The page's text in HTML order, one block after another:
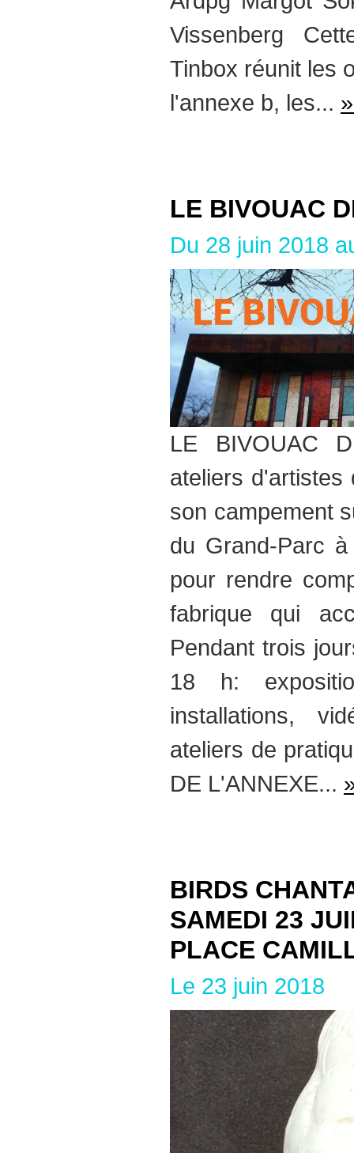
Vissenberg
Tinbox réunit les
l'annexe b, les...
LE BIVOUAC
Du 28 juin 2018
LE BIVOUAC
ateliers d'artistes
son campement
du Grand-Parc
pour rendre
fabrique qui
Pendant trois
18 h:
installations,
ateliers de
DE L'ANNEXE...
BIRDS
SAMEDI 23
PLACE
Le 23 juin 2018